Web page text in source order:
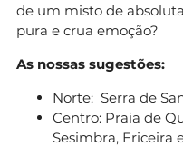
de um misto de
pura e crua emoção?
As nossas sugestões:
Norte: Serra de
Centro: Praia de
Sesimbra, Ericeira